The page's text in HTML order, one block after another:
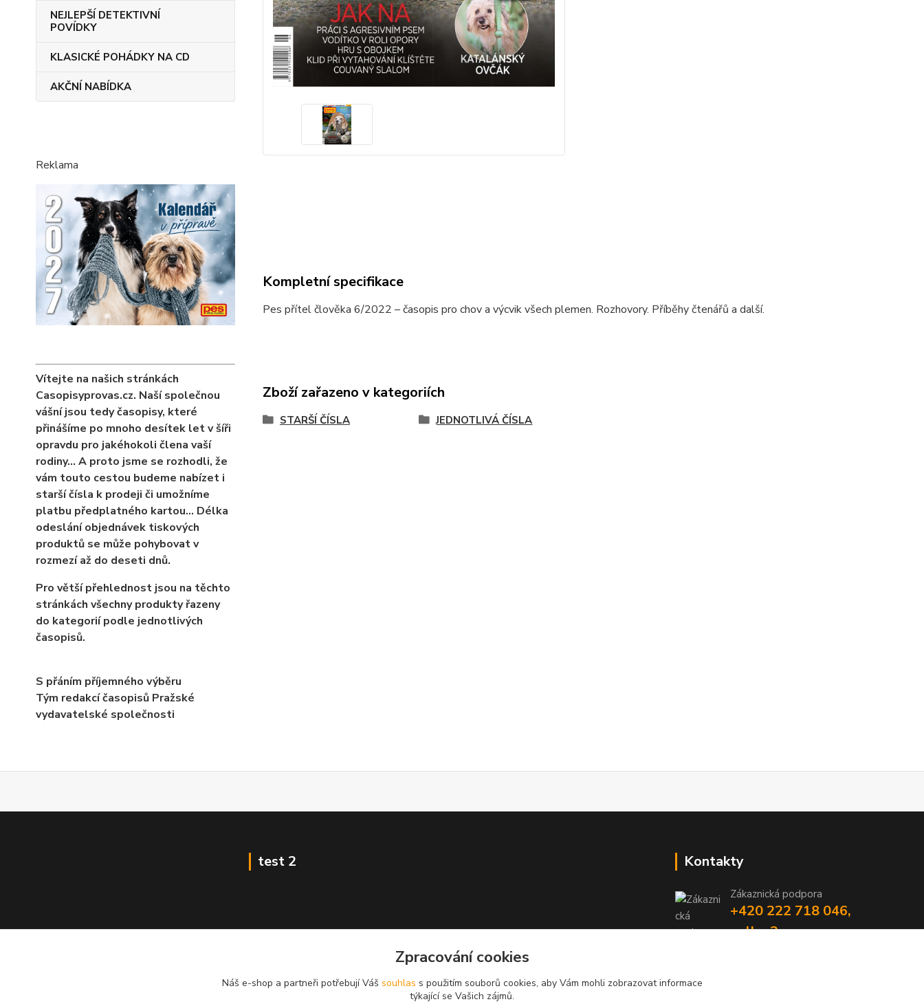
NEJLEPŠÍ DETEKTIVNÍ
POVÍDKY
KLASICKÉ POHÁDKY NA CD
AKČNÍ NABÍDKA
Reklama
Vítejte na našich stránkách
Casopisyprovas.cz. Naší společnou
vášní jsou tedy časopisy, které
přinášíme po mnoho desítek let v šíři
opravdu pro jakéhokoli člena vaší
rodiny… A proto jsme se rozhodli, že
vám touto cestou budeme nabízet i
starší čísla k prodeji či umožníme
platbu předplatného kartou... Délka
odeslání objednávek tiskových
produktů se může pohybovat v
rozmezí až do deseti dnů.
Pro větší přehlednost jsou na těchto
stránkách všechny produkty řazeny
do kategorií podle jednotlivých
časopisů.
S přáním příjemného výběru
Tým redakcí časopisů Pražské
vydavatelské společnosti
Kompletní specifikace
Pes přítel člověka 6/2022 – časopis pro chov a výcvik všech plemen. Rozhovory. Příběhy čtenářů a další.
Zboží zařazeno v kategoriích
STARŠÍ ČÍSLA JEDNOTLIVÁ ČÍSLA
test 2 Kontakty
Zákaznická podpora
+420 222 718 046,
volba 3
Zpracování cookies
Náš e-shop a partneři potřebují Váš souhlas s použitím souborů cookies, aby Vám mohli zobrazovat informace
týkající se Vašich zájmů.